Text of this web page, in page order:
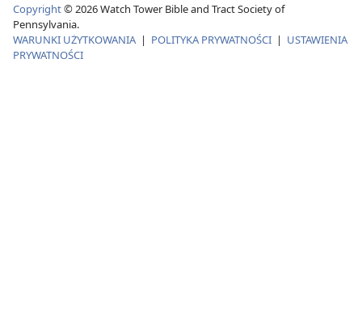
Copyright© 2026Watch Tower Bible and Tract Society of
Pennsylvania.
WARUNKI UŻYTKOWANIA | POLITYKA PRYWATNOŚCI | USTAWIENIA
PRYWATNOŚCI